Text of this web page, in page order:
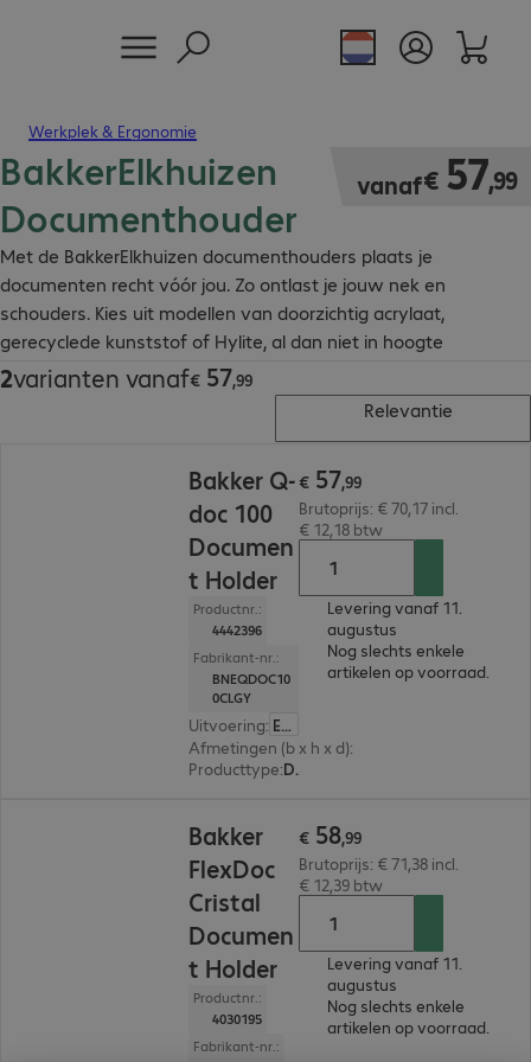
Werkplek & Ergonomie
BakkerElkhuizen
Documenthouder
Met de BakkerElkhuizen documenthouders plaats je
documenten recht vóór jou. Zo ontlast je jouw nek en
schouders. Kies uit modellen van doorzichtig acrylaat,
gerecyclede kunststof of Hylite, al dan niet in hoogte
verstelbaar.
vanaf€ 57,99
€ 57,99
2varianten vanaf€ 57,99
€ 57,99
Relevantie
Bakker Q-
doc 100
Documen
t Holder
Productnr.:
4442396
Fabrikant-nr.:
BNEQDOC10
0CLGY
Uitvoering: Europa
Afmetingen (b x h x d):
Producttype: Documenthouder
€ 57,99
Brutoprijs: € 70,17 incl.
€ 12,18 btw
Levering vanaf 11.
augustus
Nog slechts enkele
artikelen op voorraad.
Bakker
FlexDoc
Cristal
Documen
t Holder
Productnr.:
4030195
Fabrikant-nr.:
€ 58,99
Brutoprijs: € 71,38 incl.
€ 12,39 btw
Levering vanaf 11.
augustus
Nog slechts enkele
artikelen op voorraad.